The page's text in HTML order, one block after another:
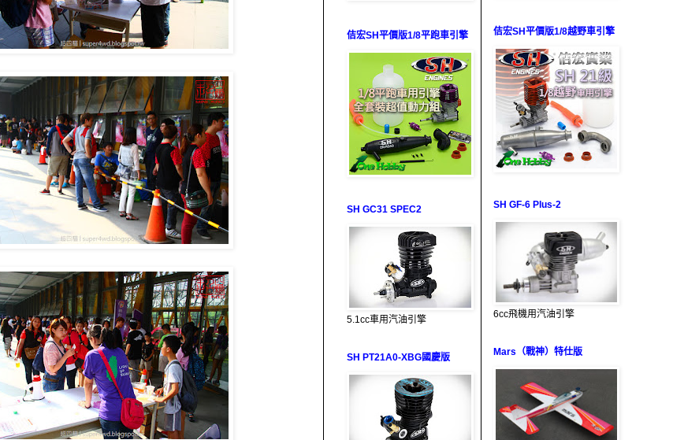
佶宏SH平價版1/8平跑車引擎
SH GC31 SPEC2
5.1cc車用汽油引擎
SH PT21A0-XBG國慶版
佶宏SH平價版1/8越野車引擎
SH GF-6 Plus-2
6cc飛機用汽油引擎
Mars（戰神）特仕版